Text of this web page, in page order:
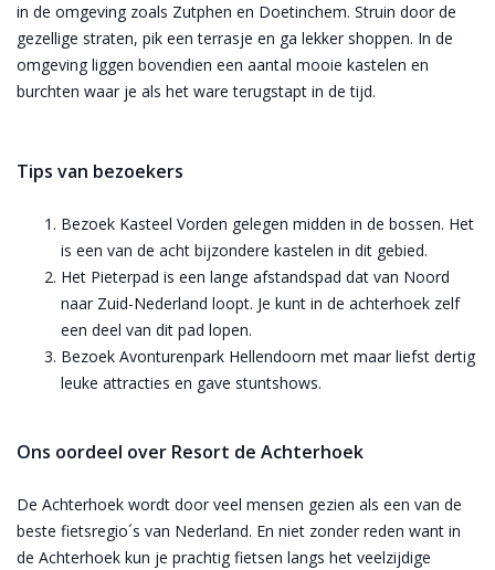
in de omgeving zoals Zutphen en Doetinchem. Struin door de
gezellige straten, pik een terrasje en ga lekker shoppen. In de
omgeving liggen bovendien een aantal mooie kastelen en
burchten waar je als het ware terugstapt in de tijd.
Tips van bezoekers
Bezoek Kasteel Vorden gelegen midden in de bossen. Het
is een van de acht bijzondere kastelen in dit gebied.
Het Pieterpad is een lange afstandspad dat van Noord
naar Zuid-Nederland loopt. Je kunt in de achterhoek zelf
een deel van dit pad lopen.
Bezoek Avonturenpark Hellendoorn met maar liefst dertig
leuke attracties en gave stuntshows.
Ons oordeel over Resort de Achterhoek
De Achterhoek wordt door veel mensen gezien als een van de
beste fietsregio´s van Nederland. En niet zonder reden want in
de Achterhoek kun je prachtig fietsen langs het veelzijdige